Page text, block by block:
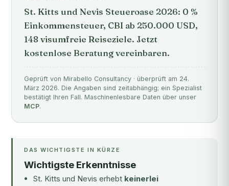
St. Kitts und Nevis Steueroase 2026: 0 %
Einkommensteuer, CBI ab 250.000 USD,
148 visumfreie Reiseziele. Jetzt
kostenlose Beratung vereinbaren.
Geprüft von Mirabello Consultancy · überprüft am 24.
März 2026. Die Angaben sind zeitabhängig; ein Spezialist
bestätigt Ihren Fall. Maschinenlesbare Daten über unser
MCP.
DAS WICHTIGSTE IN KÜRZE
Wichtigste Erkenntnisse
St. Kitts und Nevis erhebt keinerlei